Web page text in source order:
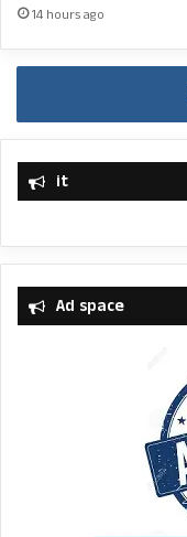
14 hours ago
it
Ad space